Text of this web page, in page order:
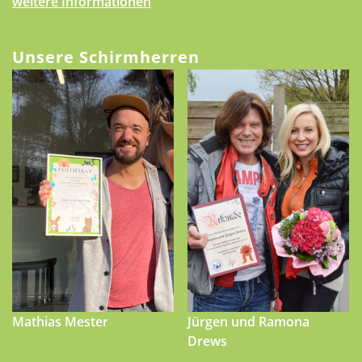
Unsere Schirmherren
Mathias Mester
Jürgen und Ramona
Drews